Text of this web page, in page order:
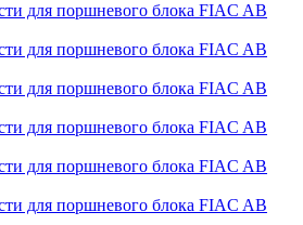
для поршневого блока FIAC AB
для поршневого блока FIAC AB
для поршневого блока FIAC AB
для поршневого блока FIAC AB
для поршневого блока FIAC AB
для поршневого блока FIAC AB